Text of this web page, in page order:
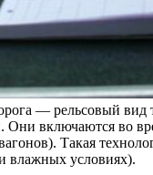
— рельсовый
Они включаются во
Такая
влажных условиях).